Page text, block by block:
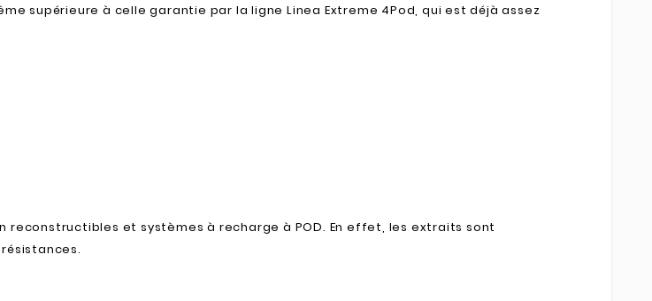
supérieure à celle garantie par la ligne Linea Extreme 4Pod, qui est déjà assez
reconstructibles et systèmes à recharge à POD. En effet, les extraits sont